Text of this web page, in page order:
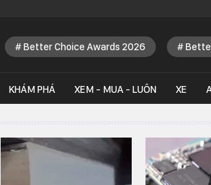
Better Choice Awards 2026
KHÁM PHÁ XEM - MUA - LUÔN XE